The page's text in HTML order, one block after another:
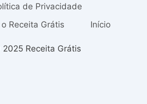
de Privacidade
Receita Grátis
Início
Receita Grátis